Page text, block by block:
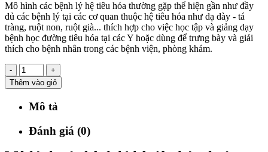
Mô hình các bệnh lý hệ tiêu hóa thường gặp thể hiện gần như đầy
đủ các bệnh lý tại các cơ quan thuộc hệ tiêu hóa như dạ dày - tá
tràng, ruột non, ruột già... thích hợp cho việc học tập và giảng dạy
bệnh học đường tiêu hóa tại các Y hoặc dùng để trưng bày và giải
thích cho bệnh nhân trong các bệnh viện, phòng khám.
-
+
Thêm vào giỏ
Mô tả
Đánh giá (0)